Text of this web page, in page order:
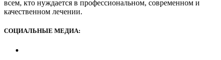
всем, кто нуждается в профессиональном, современном и
качественном лечении.
СОЦИАЛЬНЫЕ МЕДИА: